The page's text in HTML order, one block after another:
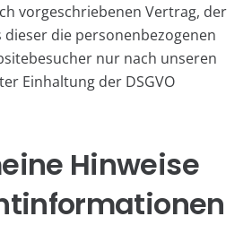
vorgeschriebenen Vertrag, der
dieser die personenbezogenen
nur nach unseren
Einhaltung der DSGVO
Hinweise